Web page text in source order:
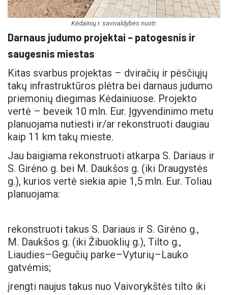
Kėdainių r. savivaldybės nuotr.
Darnaus judumo projektai – patogesnis ir
saugesnis miestas
Kitas svarbus projektas – dviračių ir pėsčiųjų
takų infrastruktūros plėtra bei darnaus judumo
priemonių diegimas Kėdainiuose. Projekto
vertė – beveik 10 mln. Eur. Įgyvendinimo metu
planuojama nutiesti ir/ar rekonstruoti daugiau
kaip 11 km takų mieste.
Jau baigiama rekonstruoti atkarpa S. Dariaus ir
S. Girėno g. bei M. Daukšos g. (iki Draugystės
g.), kurios vertė siekia apie 1,5 mln. Eur. Toliau
planuojama:
rekonstruoti takus S. Dariaus ir S. Girėno g.,
M. Daukšos g. (iki Žibuoklių g.), Tilto g.,
Liaudies–Gegučių parke–Vyturių–Lauko
gatvėmis;
įrengti naujus takus nuo Vaivorykštės tilto iki